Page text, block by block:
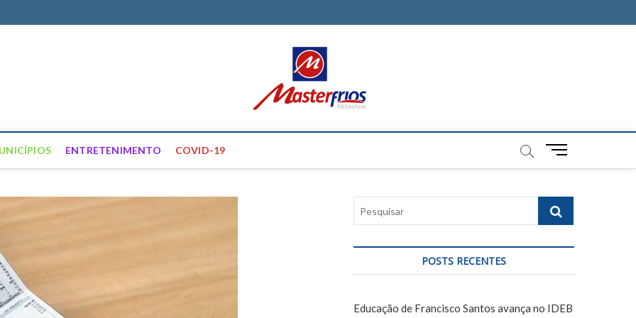
ENTRETENIMENTO COVID-19
M
u
B
u
o
q
a
POSTS RECENTES
Educação de Francisco Santos avança no IDEB